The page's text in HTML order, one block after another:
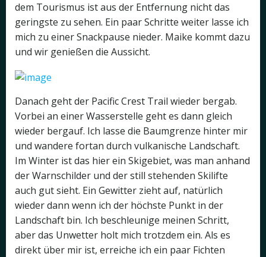
dem Tourismus ist aus der Entfernung nicht das
geringste zu sehen. Ein paar Schritte weiter lasse ich
mich zu einer Snackpause nieder. Maike kommt dazu
und wir genießen die Aussicht.
Danach geht der Pacific Crest Trail wieder bergab.
Vorbei an einer Wasserstelle geht es dann gleich
wieder bergauf. Ich lasse die Baumgrenze hinter mir
und wandere fortan durch vulkanische Landschaft.
Im Winter ist das hier ein Skigebiet, was man anhand
der Warnschilder und der still stehenden Skilifte
auch gut sieht. Ein Gewitter zieht auf, natürlich
wieder dann wenn ich der höchste Punkt in der
Landschaft bin. Ich beschleunige meinen Schritt,
aber das Unwetter holt mich trotzdem ein. Als es
direkt über mir ist, erreiche ich ein paar Fichten